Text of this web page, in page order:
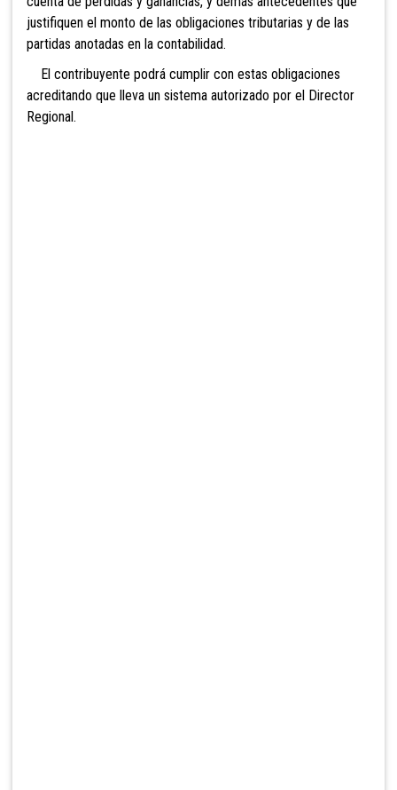
justifiquen el monto de las obligaciones tributarias y de las
partidas anotadas en la contabilidad.
El contribuyente podrá cumplir con estas obligaciones
acreditando que lleva un sistema autorizado por el Director
Regional.